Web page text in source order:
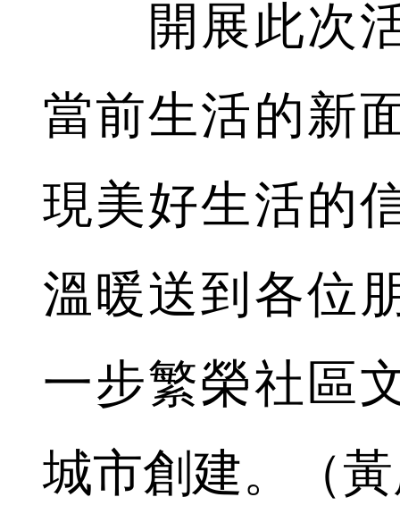
開展此次活
當前生活的新
現美好生活的
溫暖送到各位
一步繁榮社區
城市創建。（